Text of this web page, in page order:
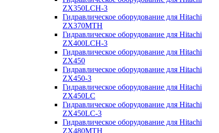
ZX350LCH-3
Гидравлическое оборудование для Hitachi
ZX370MTH
Гидравлическое оборудование для Hitachi
ZX400LCH-3
Гидравлическое оборудование для Hitachi
ZX450
Гидравлическое оборудование для Hitachi
ZX450-3
Гидравлическое оборудование для Hitachi
ZX450LC
Гидравлическое оборудование для Hitachi
ZX450LC-3
Гидравлическое оборудование для Hitachi
ZX480MTH